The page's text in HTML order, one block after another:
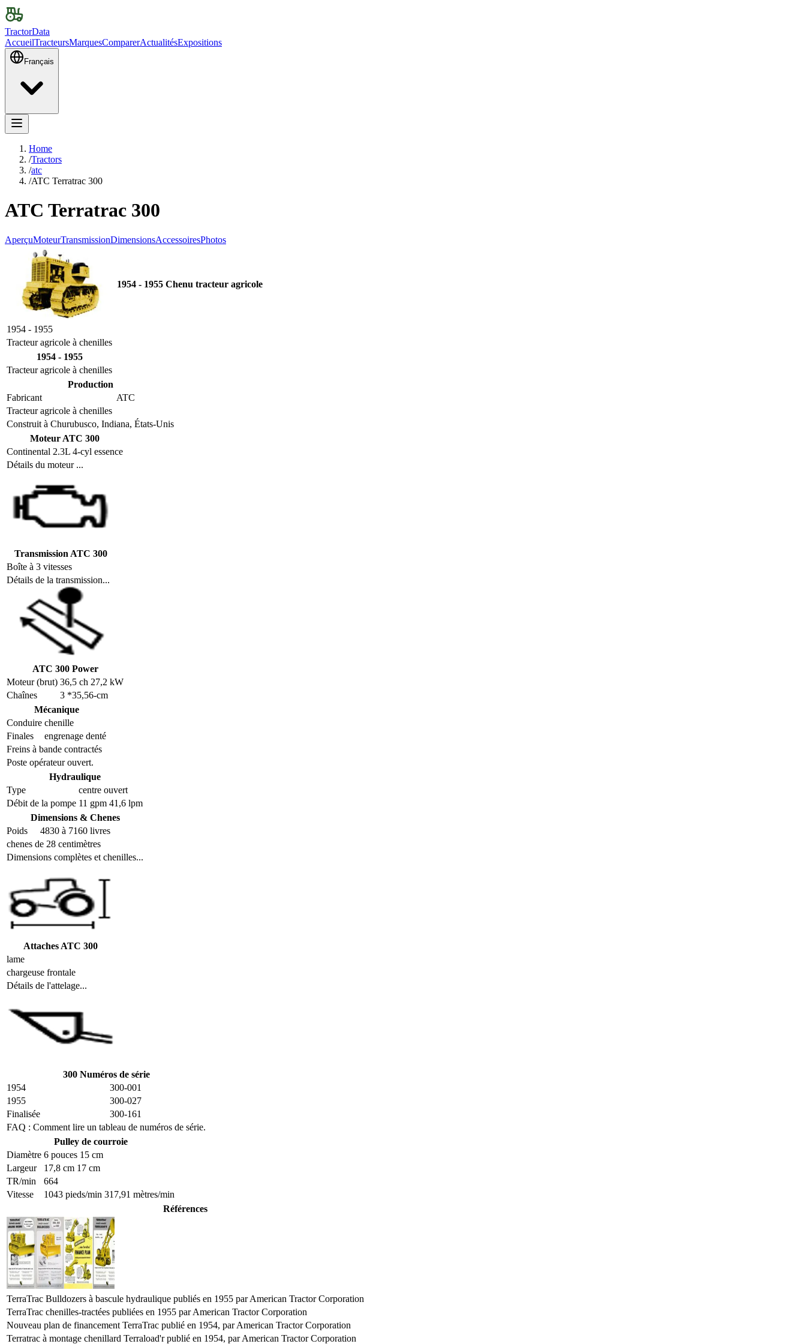
TractorData
AccueilTracteursMarquesComparerActualitésExpositions
Français
Home
/Tractors
/atc
/ATC Terratrac 300
ATC Terratrac 300
AperçuMoteurTransmissionDimensionsAccessoiresPhotos
1954 - 1955 Chenu tracteur agricole
1954 - 1955
Tracteur agricole à chenilles
1954 - 1955
Tracteur agricole à chenilles
Production
Fabricant
ATC
Tracteur agricole à chenilles
Construit à Churubusco, Indiana, États-Unis
Moteur ATC 300
Continental 2.3L 4-cyl essence
Détails du moteur ...
Transmission ATC 300
Boîte à 3 vitesses
Détails de la transmission...
ATC 300 Power
Moteur (brut) 36,5 ch 27,2 kW
Chaînes
3 *35,56-cm
Mécanique
Conduire chenille
Finales
engrenage denté
Freins à bande contractés
Poste opérateur ouvert.
Hydraulique
Type
centre ouvert
Débit de la pompe 11 gpm 41,6 lpm
Dimensions & Chenes
Poids
4830 à 7160 livres
chenes de 28 centimètres
Dimensions complètes et chenilles...
Attaches ATC 300
lame
chargeuse frontale
Détails de l'attelage...
300 Numéros de série
1954
300-001
1955
300-027
Finalisée
300-161
FAQ : Comment lire un tableau de numéros de série.
Pulley de courroie
Diamètre 6 pouces 15 cm
Largeur
17,8 cm 17 cm
TR/min
664
Vitesse
1043 pieds/min 317,91 mètres/min
Références
TerraTrac Bulldozers à bascule hydraulique publiés en 1955 par American Tractor Corporation
TerraTrac chenilles-tractées publiées en 1955 par American Tractor Corporation
Nouveau plan de financement TerraTrac publié en 1954, par American Tractor Corporation
Terratrac à montage chenillard Terraload'r publié en 1954, par American Tractor Corporation